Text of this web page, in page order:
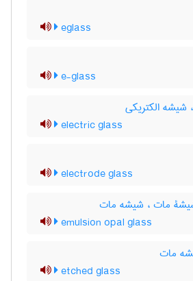
eglass
e-glass
شیشه الکتریکی
electric glass
electrode glass
مات ، شیشه مات
emulsion opal glass
مات
etched glass